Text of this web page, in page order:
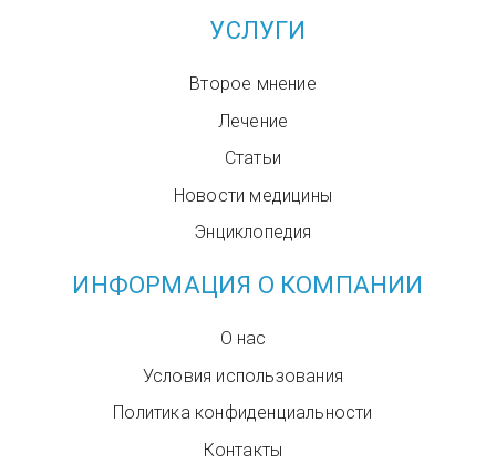
УСЛУГИ
Второе мнение
Лечение
Статьи
Новости медицины
Энциклопедия
ИНФОРМАЦИЯ О КОМПАНИИ
О нас
Условия использования
Политика конфиденциальности
Контакты